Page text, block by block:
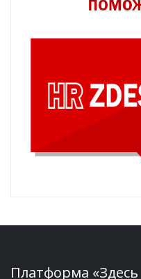
Платформа «Здесь